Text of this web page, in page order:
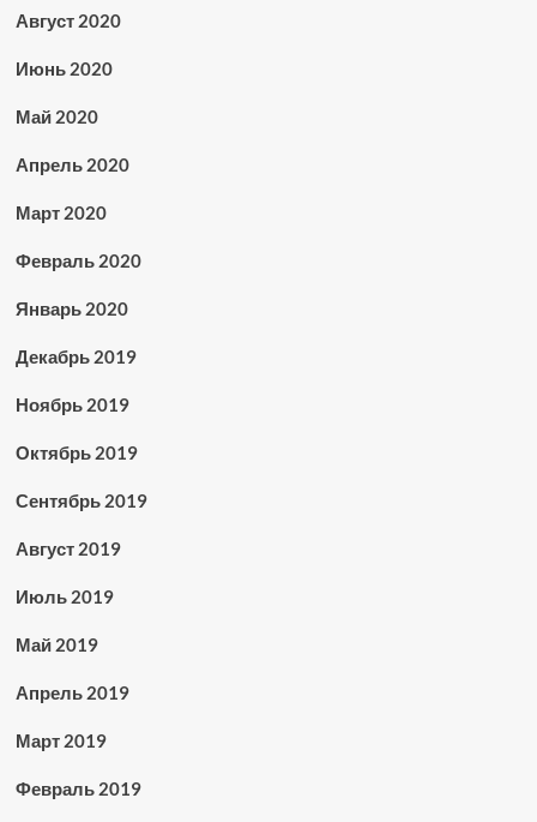
Август 2020
Июнь 2020
Май 2020
Апрель 2020
Март 2020
Февраль 2020
Январь 2020
Декабрь 2019
Ноябрь 2019
Октябрь 2019
Сентябрь 2019
Август 2019
Июль 2019
Май 2019
Апрель 2019
Март 2019
Февраль 2019